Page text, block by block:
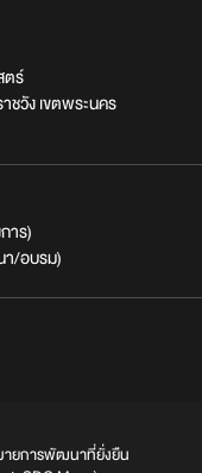
ตร์
ชวัง เขตพระนคร
าร)
า/อบรม)
ายการพัฒนาที่ยั่งยืน